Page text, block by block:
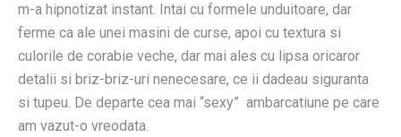
m-a hipnotizat instant. Intai cu formele unduitoare, dar
ferme ca ale unei masini de curse, apoi cu textura si
culorile de corabie veche, dar mai ales cu lipsa oricaror
detalii si briz-briz-uri nenecesare, ce ii dadeau siguranta
si tupeu. De departe cea mai “sexy” ambarcatiune pe care
am vazut-o vreodata.